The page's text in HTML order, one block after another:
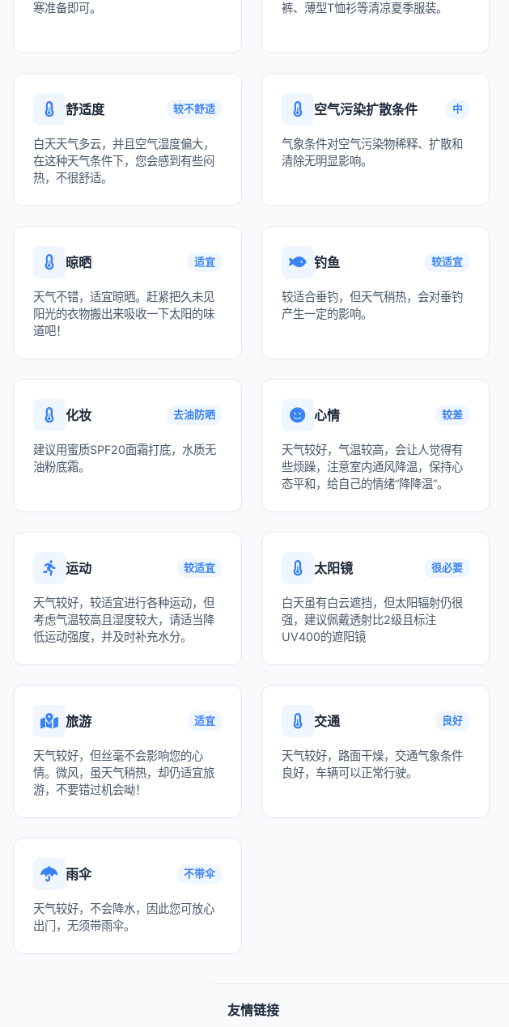
寒准备即可。
裤、薄型T恤衫等清凉夏季服装。
舒适度 较不舒适
白天天气多云，并且空气湿度偏大，
在这种天气条件下，您会感到有些闷
热，不很舒适。
空气污染扩散条件 中
气象条件对空气污染物稀释、扩散和
清除无明显影响。
晾晒 适宜
天气不错，适宜晾晒。赶紧把久未见
阳光的衣物搬出来吸收一下太阳的味
道吧！
钓鱼 较适宜
较适合垂钓，但天气稍热，会对垂钓
产生一定的影响。
化妆 去油防晒
建议用蜜质SPF20面霜打底，水质无
油粉底霜。
心情 较差
天气较好，气温较高，会让人觉得有
些烦躁，注意室内通风降温，保持心
态平和，给自己的情绪“降降温”。
运动 较适宜
天气较好，较适宜进行各种运动，但
考虑气温较高且湿度较大，请适当降
低运动强度，并及时补充水分。
太阳镜 很必要
白天虽有白云遮挡，但太阳辐射仍很
强，建议佩戴透射比2级且标注
UV400的遮阳镜
旅游 适宜
天气较好，但丝毫不会影响您的心
情。微风，虽天气稍热，却仍适宜旅
游，不要错过机会呦！
交通 良好
天气较好，路面干燥，交通气象条件
良好，车辆可以正常行驶。
雨伞 不带伞
天气较好，不会降水，因此您可放心
出门，无须带雨伞。
友情链接